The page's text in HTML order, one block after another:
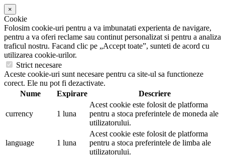
×
Cookie
Folosim cookie-uri pentru a va imbunatati experienta de navigare,
pentru a va oferi reclame sau continut personalizat si pentru a analiza
traficul nostru. Facand clic pe „Accept toate”, sunteti de acord cu
utilizarea cookie-urilor.
Strict necesare
Aceste cookie-uri sunt necesare pentru ca site-ul sa functioneze
corect. Ele nu pot fi dezactivate.
Nume
Expirare Descriere
currency 1 luna
Acest cookie este folosit de platforma
pentru a stoca preferintele de moneda ale
utilizatorului.
language 1 luna
Acest cookie este folosit de platforma
pentru a stoca preferintele de limba ale
utilizatorului.